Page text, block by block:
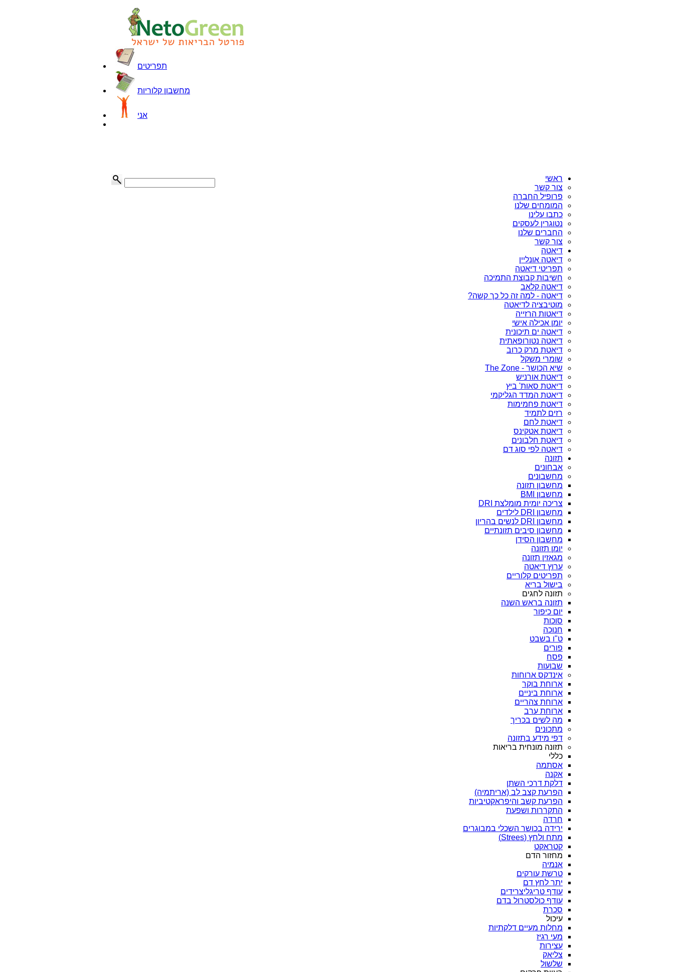
תפריטים
מחשבון קלוריות
אני
ראשי
צור קשר
פרופיל החברה
המומחים שלנו
כתבו עלינו
נטוגרין לעסקים
החברים שלנו
צור קשר
דיאטה
דיאטה אונליין
תפריטי דיאטה
חשיבות קבוצת התמיכה
דיאטה קלאב
דיאטה - למה זה כל כך קשה?
מוטיבציה לדיאטה
דיאטות הרזייה
יומן אכילה אישי
דיאטה ים תיכונית
דיאטה נטורופאתית
דיאטת מרק כרוב
שומרי משקל
שיא הכושר - The Zone
דיאטת אורניש
דיאטת סאות' ביץ
דיאטת המדד הגליקמי
דיאטת פחמימות
רזים לתמיד
דיאטת לחם
דיאטת אטקינס
דיאטת חלבונים
דיאטה לפי סוג דם
תזונה
אבחונים
מחשבונים
מחשבון תזונה
מחשבון BMI
צריכה יומית מומלצת DRI
מחשבון DRI לילדים
מחשבון DRI לנשים בהריון
מחשבון סיבים תזונתיים
מחשבון הסידן
יומן תזונה
מגאזין תזונה
ערוץ דיאטה
תפריטים קלוריים
בישול בריא
תזונה לחגים
תזונה בראש השנה
יום כיפור
סוכות
חנוכה
ט"ו בשבט
פורים
פסח
שבועות
אינדקס ארוחות
ארוחת בוקר
ארוחת ביניים
ארוחת צהריים
ארוחת ערב
מה לשים בכריך
מתכונים
דפי מידע בתזונה
תזונה מונחית בריאות
כללי
אסתמה
אקנה
דלקת דרכי השתן
הפרעת קצב לב (אריתמיה)
הפרעת קשב והיפראקטיביות
התקררות ושפעת
חרדה
ירידה בכושר השכלי במבוגרים
מתח ולחץ (Strees)
קטראקט
מחזור הדם
אנמיה
טרשת עורקים
יתר לחץ דם
עודף טריגליצרידים
עודף כולסטרול בדם
סכרת
עיכול
מחלות מעיים דלקתיות
מעי רגיז
עצירות
צליאק
שלשול